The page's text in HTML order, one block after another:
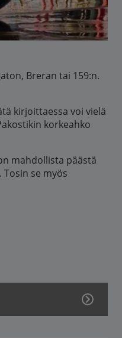
Breran tai 159:n.
kirjoittaessa voi vielä
korkeahko
mahdollista päästä
se myös